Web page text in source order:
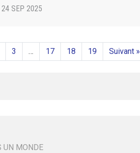
24 SEP 2025
3 … 17 18 19 Suivant »
UN MONDE